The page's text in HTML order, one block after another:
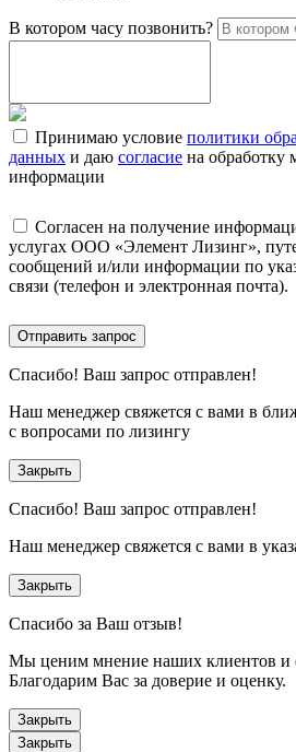
В котором часу позвонить?
Принимаю условие политики
данных и даю согласие на обработку
информации
Согласен на получение
услугах ООО «Элемент Лизинг»,
сообщений и/или информации по
связи (телефон и электронная почта).
Отправить запрос
Спасибо! Ваш запрос отправлен!
Наш менеджер свяжется с вами в
с вопросами по лизингу
Закрыть
Спасибо! Ваш запрос отправлен!
Наш менеджер свяжется с вами в
Закрыть
Спасибо за Ваш отзыв!
Мы ценим мнение наших клиентов и
Благодарим Вас за доверие и оценку.
Закрыть
Закрыть